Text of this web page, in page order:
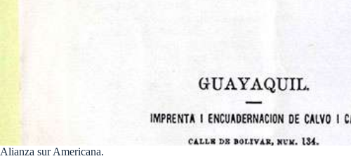
Alianza sur Americana.